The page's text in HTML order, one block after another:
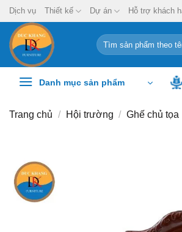
Chuyển
đến
nội
dung
Dịch vụ Thiết kế Dự án Hỗ trợ khách
Tìm
kiếm:
Danh mục sản phẩm
Trang chủ / Hội trường / Ghế chủ tọa